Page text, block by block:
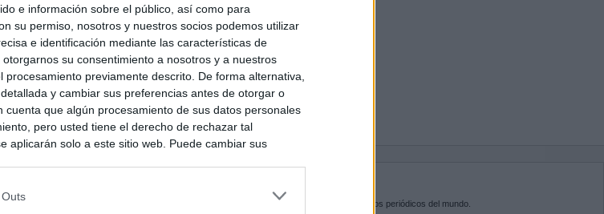
e información sobre el público, así como para
su permiso, nosotros y nuestros socios podemos utilizar
e identificación mediante las características de
su consentimiento a nosotros y a nuestros
procesamiento previamente descrito. De forma alternativa,
y cambiar sus preferencias antes de otorgar o
cuenta que algún procesamiento de sus datos personales
pero usted tiene el derecho de rechazar tal
aplicarán solo a este sitio web. Puede cambiar sus
de Italia por los nuevos
es la puerta de entrada a los periódicos del mundo.